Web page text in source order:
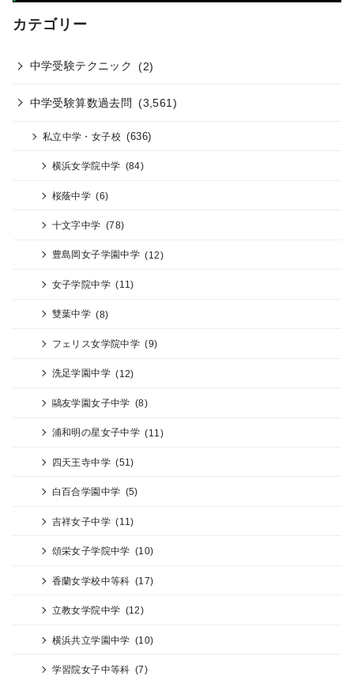
カテゴリー
中学受験テクニック (2)
中学受験算数過去問 (3,561)
私立中学・女子校 (636)
横浜女学院中学 (84)
桜蔭中学 (6)
十文字中学 (78)
豊島岡女子学園中学 (12)
女子学院中学 (11)
雙葉中学 (8)
フェリス女学院中学 (9)
洗足学園中学 (12)
鷗友学園女子中学 (8)
浦和明の星女子中学 (11)
四天王寺中学 (51)
白百合学園中学 (5)
吉祥女子中学 (11)
頌栄女子学院中学 (10)
香蘭女学校中等科 (17)
立教女学院中学 (12)
横浜共立学園中学 (10)
学習院女子中等科 (7)